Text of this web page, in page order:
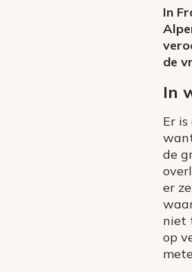
In
de
In
Er
de
er
niet
op